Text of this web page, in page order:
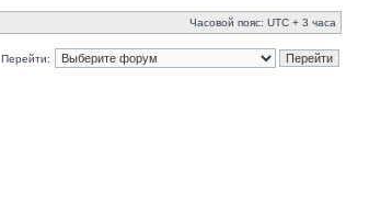
Часовой пояс: UTC + 3 часа
Перейти: